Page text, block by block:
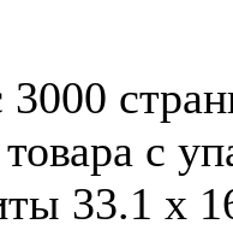
3000
с
33.1 х